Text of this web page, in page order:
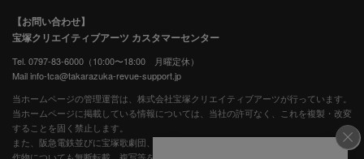
【お問い合わせ】
宝塚クリエイティブアーツ カスタマーセンター
Tel. 0797-83-6000（10:00〜18:00 月曜定休）
Mail info-tca@takarazuka-revue-support.jp
当ホームページの管理運営は、株式会社宝塚クリエイティブアーツが行っています。
当ホームページに掲載している情報については、当社の許可なく、これを複製・改変
することを固く禁止します。
また、阪急電鉄並びに宝塚歌劇団、宝塚クリエイティブアーツの出版物ほか写真等著